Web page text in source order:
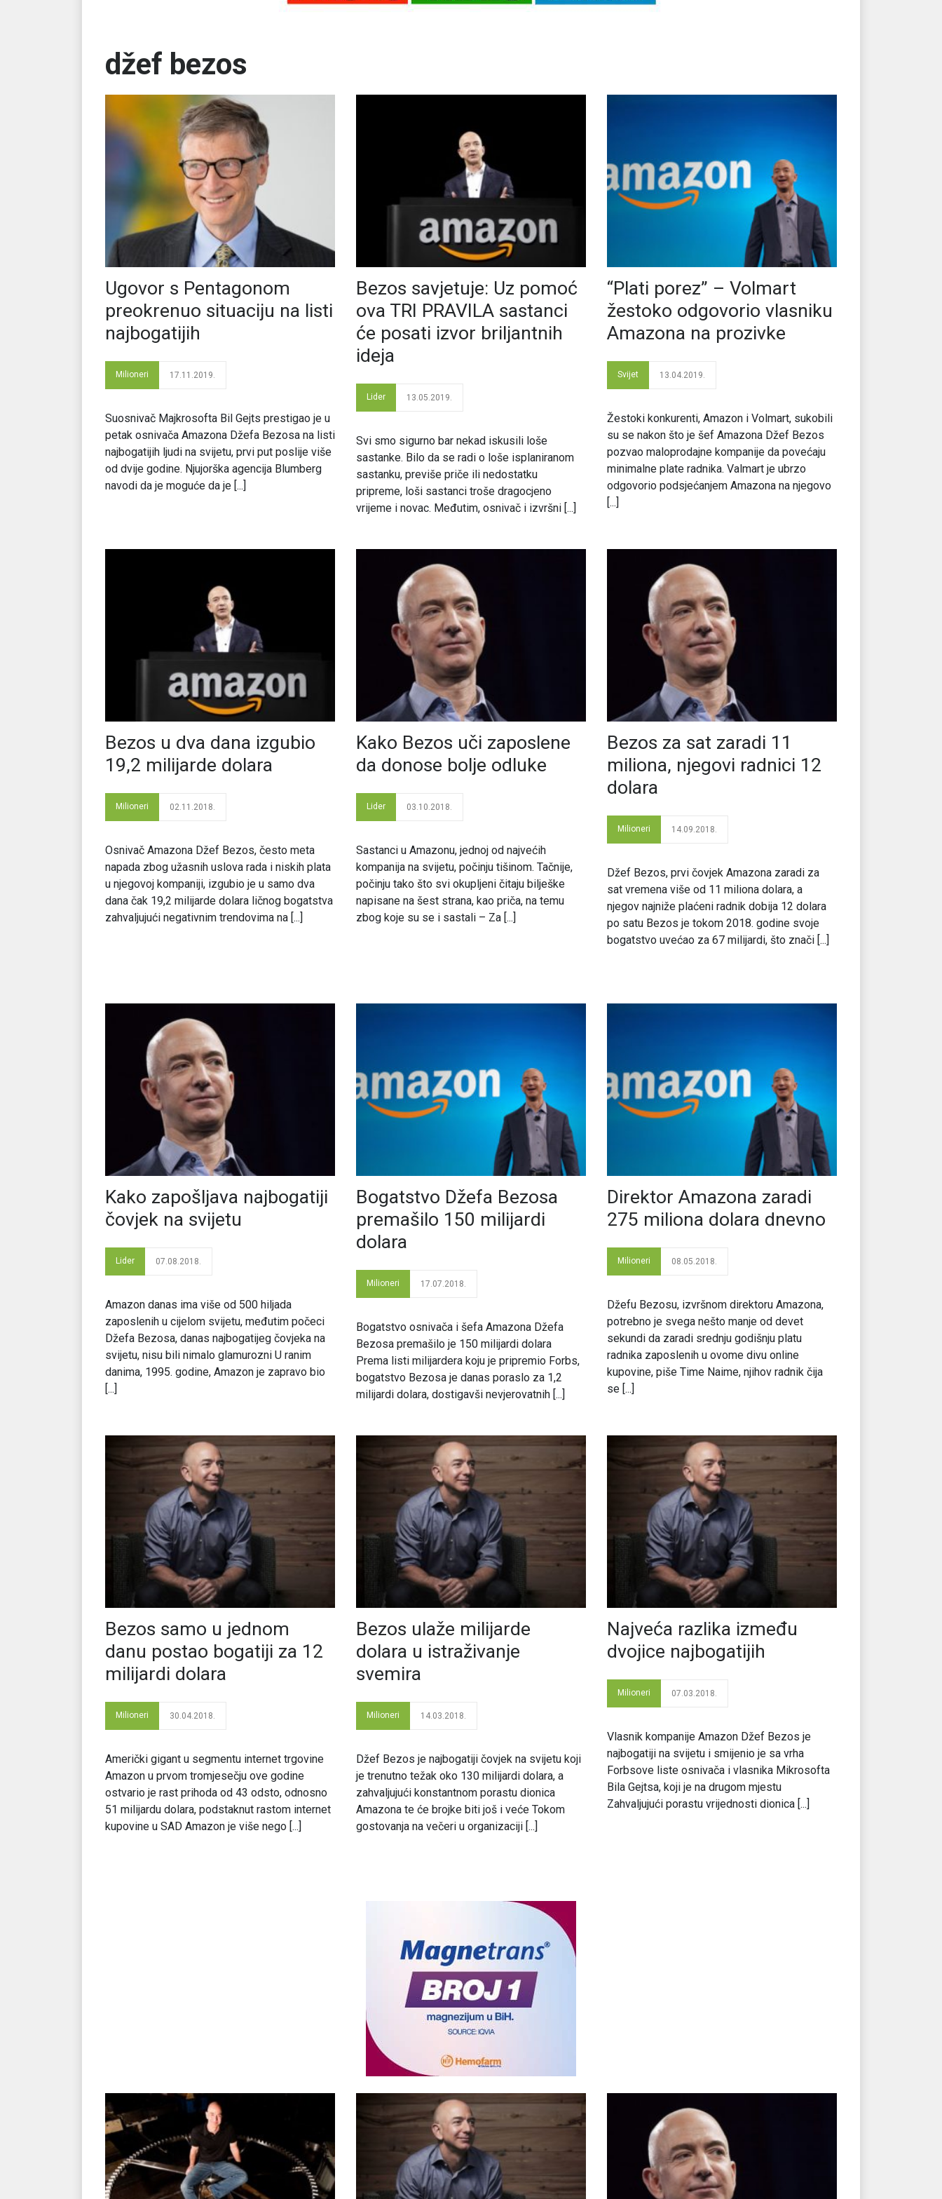
džef bezos
Ugovor s Pentagonom
preokrenuo situaciju na listi
najbogatijih
Milioneri 17.11.2019.
Suosnivač Majkrosofta Bil Gejts prestigao je u
petak osnivača Amazona Džefa Bezosa na listi
najbogatijih ljudi na svijetu, prvi put poslije više
od dvije godine. Njujorška agencija Blumberg
navodi da je moguće da je [...]
Bezos savјetuje: Uz pomoć
ova TRI PRAVILA sastanci
će posati izvor briljantnih
ideja
Lider 13.05.2019.
Svi smo sigurno bar nekad iskusili loše
sastanke. Bilo da se radi o loše isplaniranom
sastanku, previše priče ili nedostatku
pripreme, loši sastanci troše dragocjeno
vrijeme i novac. Međutim, osnivač i izvršni [...]
“Plati porez” – Volmart
žestoko odgovorio vlasniku
Amazona na prozivke
Svijet 13.04.2019.
Žestoki konkurenti, Amazon i Volmart, sukobili
su se nakon što je šef Amazona Džef Bezos
pozvao maloprodajne kompanije da povećaju
minimalne plate radnika. Valmart je ubrzo
odgovorio podsjećanjem Amazona na njegovo
[...]
Bezos u dva dana izgubio
19,2 milijarde dolara
Milioneri 02.11.2018.
Osnivač Amazona Džef Bezos, često meta
napada zbog užasnih uslova rada i niskih plata
u njegovoj kompaniji, izgubio je u samo dva
dana čak 19,2 milijarde dolara ličnog bogatstva
zahvaljujući negativnim trendovima na [...]
Kako Bezos uči zaposlene
da donose bolje odluke
Lider 03.10.2018.
Sastanci u Amazonu, jednoj od najvećih
kompanija na svijetu, počinju tišinom. Tačnije,
počinju tako što svi okupljeni čitaju bilješke
napisane na šest strana, kao priča, na temu
zbog koje su se i sastali – Za [...]
Bezos za sat zaradi 11
miliona, njegovi radnici 12
dolara
Milioneri 14.09.2018.
Džef Bezos, prvi čovjek Amazona zaradi za
sat vremena više od 11 miliona dolara, a
njegov najniže plaćeni radnik dobija 12 dolara
po satu Bezos je tokom 2018. godine svoje
bogatstvo uvećao za 67 milijardi, što znači [...]
Kako zapošljava najbogatiji
čovjek na svijetu
Lider 07.08.2018.
Amazon danas ima više od 500 hiljada
zaposlenih u cijelom svijetu, međutim počeci
Džefa Bezosa, danas najbogatijeg čovjeka na
svijetu, nisu bili nimalo glamurozni U ranim
danima, 1995. godine, Amazon je zapravo bio
[...]
Bogatstvo Džefa Bezosa
premašilo 150 milijardi
dolara
Milioneri 17.07.2018.
Bogatstvo osnivača i šefa Amazona Džefa
Bezosa premašilo je 150 milijardi dolara
Prema listi milijardera koju je pripremio Forbs,
bogatstvo Bezosa je danas poraslo za 1,2
milijardi dolara, dostigavši nevjerovatnih [...]
Direktor Amazona zaradi
275 miliona dolara dnevno
Milioneri 08.05.2018.
Džefu Bezosu, izvršnom direktoru Amazona,
potrebno je svega nešto manje od devet
sekundi da zaradi srednju godišnju platu
radnika zaposlenih u ovome divu online
kupovine, piše Time Naime, njihov radnik čija
se [...]
Bezos samo u jednom
danu postao bogatiji za 12
milijardi dolara
Milioneri 30.04.2018.
Američki gigant u segmentu internet trgovine
Amazon u prvom tromjesečju ove godine
ostvario je rast prihoda od 43 odsto, odnosno
51 milijardu dolara, podstaknut rastom internet
kupovine u SAD Amazon je više nego [...]
Bezos ulaže milijarde
dolara u istraživanje
svemira
Milioneri 14.03.2018.
Džef Bezos je najbogatiji čovjek na svijetu koji
je trenutno težak oko 130 milijardi dolara, a
zahvaljujući konstantnom porastu dionica
Amazona te će brojke biti još i veće Tokom
gostovanja na večeri u organizaciji [...]
Najveća razlika između
dvojice najbogatijih
Milioneri 07.03.2018.
Vlasnik kompanije Amazon Džef Bezos je
najbogatiji na svijetu i smijenio je sa vrha
Forbsove liste osnivača i vlasnika Mikrosofta
Bila Gejtsa, koji je na drugom mjestu
Zahvaljujući porastu vrijednosti dionica [...]